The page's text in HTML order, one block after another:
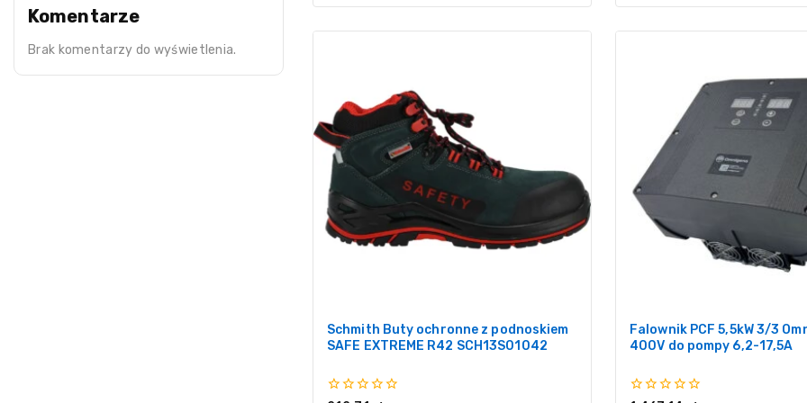
Schmith Buty ochronne z podnoskiem
SAFE EXTREME R42 SCH13S01042
Falownik PCF 5,5kW 3/3
400V do pompy 6,2-17,5A
Komentarze
Brak komentarzy do wyświetlenia.